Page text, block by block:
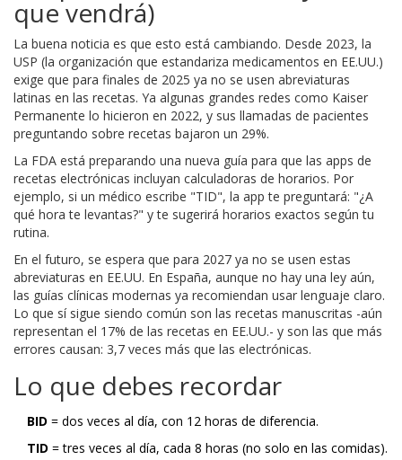
que vendrá)
La buena noticia es que esto está cambiando. Desde 2023, la
USP (la organización que estandariza medicamentos en EE.UU.)
exige que para finales de 2025 ya no se usen abreviaturas
latinas en las recetas. Ya algunas grandes redes como Kaiser
Permanente lo hicieron en 2022, y sus llamadas de pacientes
preguntando sobre recetas bajaron un 29%.
La FDA está preparando una nueva guía para que las apps de
recetas electrónicas incluyan calculadoras de horarios. Por
ejemplo, si un médico escribe "TID", la app te preguntará: "¿A
qué hora te levantas?" y te sugerirá horarios exactos según tu
rutina.
En el futuro, se espera que para 2027 ya no se usen estas
abreviaturas en EE.UU. En España, aunque no hay una ley aún,
las guías clínicas modernas ya recomiendan usar lenguaje claro.
Lo que sí sigue siendo común son las recetas manuscritas -aún
representan el 17% de las recetas en EE.UU.- y son las que más
errores causan: 3,7 veces más que las electrónicas.
Lo que debes recordar
BID = dos veces al día, con 12 horas de diferencia.
TID = tres veces al día, cada 8 horas (no solo en las comidas).